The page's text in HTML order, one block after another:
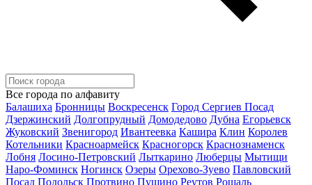
Все города по алфавиту
Балашиха Бронницы Воскресенск Город Сергиев Посад
Дзержинский Долгопрудный Домодедово Дубна Егорьевск
Жуковский Звенигород Ивантеевка Кашира Клин Королев
Котельники Красноармейск Красногорск Краснознаменск
Лобня Лосино-Петровский Лыткарино Люберцы Мытищи
Наро-Фоминск Ногинск Озеры Орехово-Зуево Павловский
Посад Подольск Протвино Пущино Реутов Рошаль